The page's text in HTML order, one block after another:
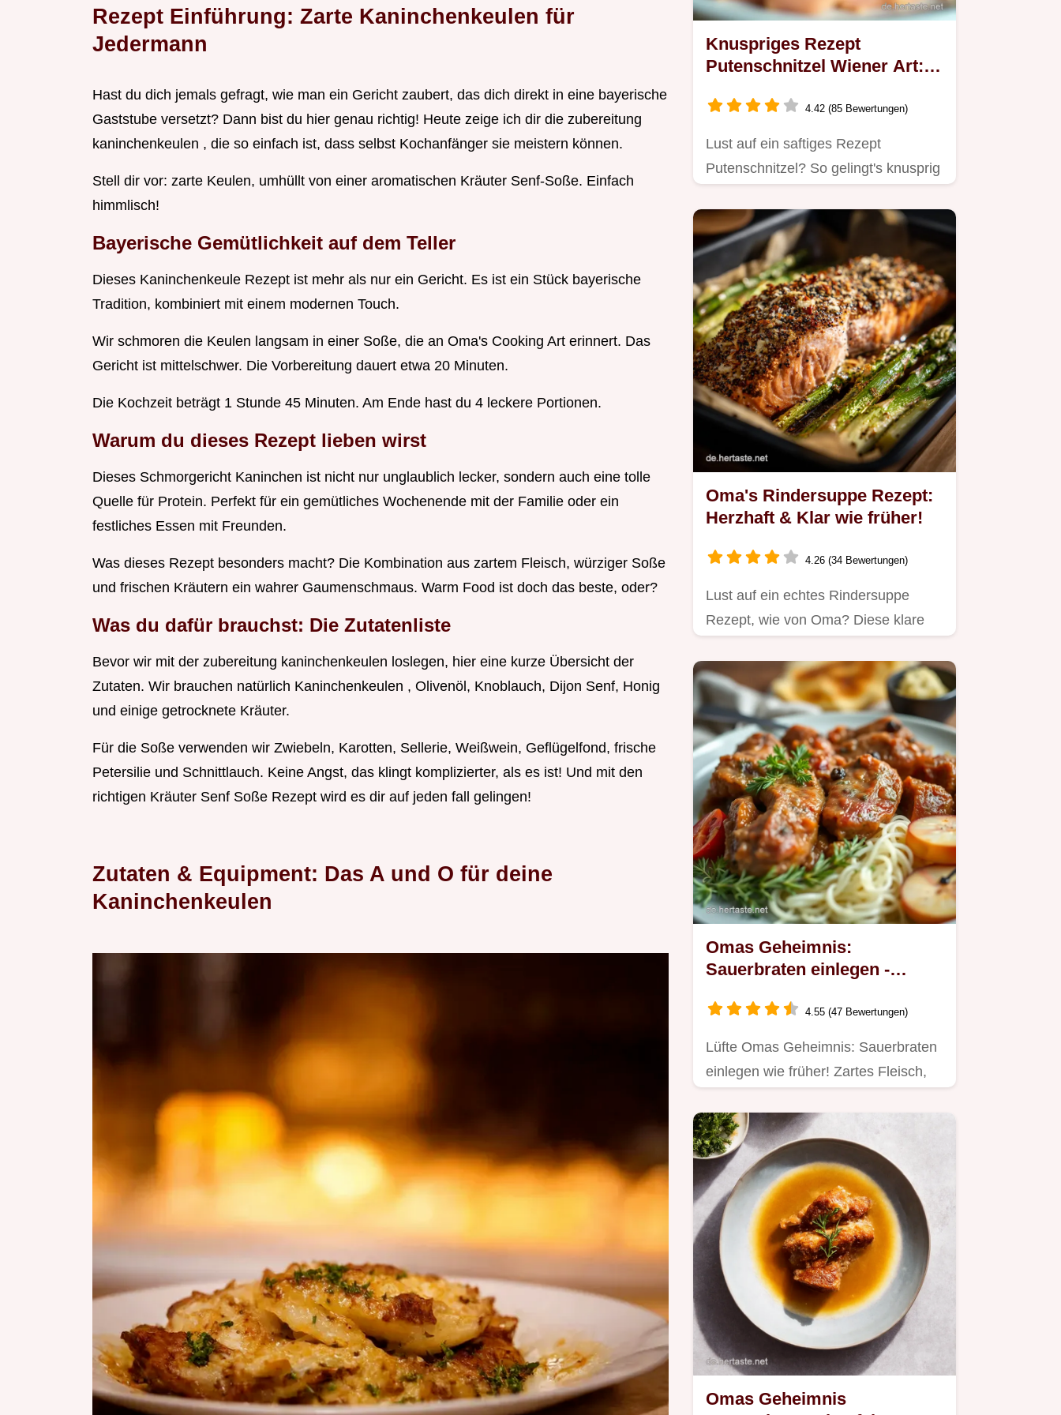
Rezept Einführung: Zarte Kaninchenkeulen für
Jedermann
Hast du dich jemals gefragt, wie man ein Gericht zaubert, das dich direkt in eine bayerische
Gaststube versetzt? Dann bist du hier genau richtig! Heute zeige ich dir die zubereitung
kaninchenkeulen , die so einfach ist, dass selbst Kochanfänger sie meistern können.
Stell dir vor: zarte Keulen, umhüllt von einer aromatischen Kräuter Senf-Soße. Einfach
himmlisch!
Bayerische Gemütlichkeit auf dem Teller
Dieses Kaninchenkeule Rezept ist mehr als nur ein Gericht. Es ist ein Stück bayerische
Tradition, kombiniert mit einem modernen Touch.
Wir schmoren die Keulen langsam in einer Soße, die an Oma's Cooking Art erinnert. Das
Gericht ist mittelschwer. Die Vorbereitung dauert etwa 20 Minuten.
Die Kochzeit beträgt 1 Stunde 45 Minuten. Am Ende hast du 4 leckere Portionen.
Warum du dieses Rezept lieben wirst
Dieses Schmorgericht Kaninchen ist nicht nur unglaublich lecker, sondern auch eine tolle
Quelle für Protein. Perfekt für ein gemütliches Wochenende mit der Familie oder ein
festliches Essen mit Freunden.
Was dieses Rezept besonders macht? Die Kombination aus zartem Fleisch, würziger Soße
und frischen Kräutern ein wahrer Gaumenschmaus. Warm Food ist doch das beste, oder?
Was du dafür brauchst: Die Zutatenliste
Bevor wir mit der zubereitung kaninchenkeulen loslegen, hier eine kurze Übersicht der
Zutaten. Wir brauchen natürlich Kaninchenkeulen , Olivenöl, Knoblauch, Dijon Senf, Honig
und einige getrocknete Kräuter.
Für die Soße verwenden wir Zwiebeln, Karotten, Sellerie, Weißwein, Geflügelfond, frische
Petersilie und Schnittlauch. Keine Angst, das klingt komplizierter, als es ist! Und mit den
richtigen Kräuter Senf Soße Rezept wird es dir auf jeden fall gelingen!
Zutaten & Equipment: Das A und O für deine
Kaninchenkeulen
Knuspriges Rezept
Putenschnitzel Wiener Art:
4.42 (85 Bewertungen)
Lust auf ein saftiges Rezept
Putenschnitzel? So gelingt's knusprig
Oma's Rindersuppe Rezept:
Herzhaft & Klar wie früher!
4.26 (34 Bewertungen)
Lust auf ein echtes Rindersuppe
Rezept, wie von Oma? Diese klare
Omas Geheimnis:
Sauerbraten einlegen -
Dahinschmelzen!4.55 (47 Bewertungen)
Lüfte Omas Geheimnis: Sauerbraten
einlegen wie früher! Zartes Fleisch,
Omas Geheimnis